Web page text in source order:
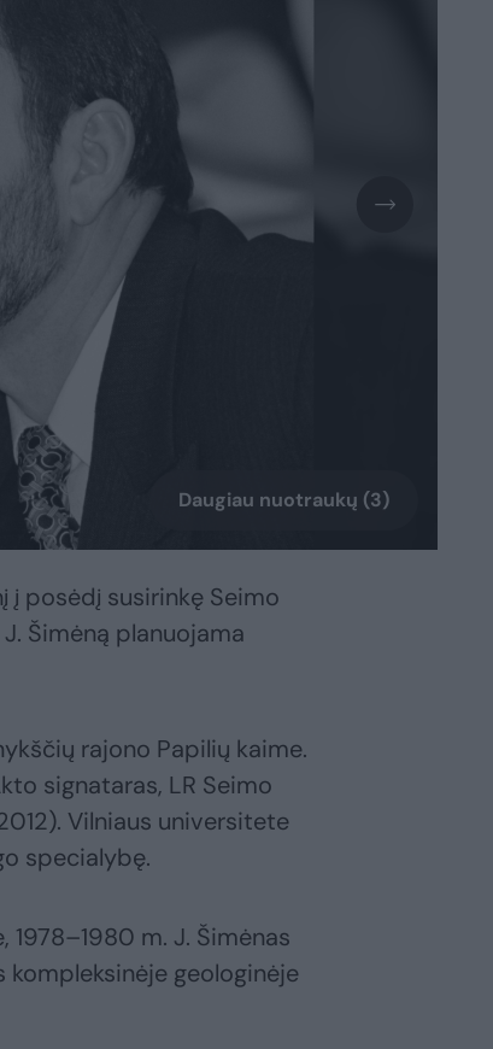
Daugiau nuotraukų (3)
posėdį susirinkę Seimo
Šimėną planuojama
rajono Papilių kaime.
signataras, LR Seimo
Vilniaus universitete
specialybę.
m. J. Šimėnas
geologinėje